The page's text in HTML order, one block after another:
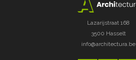
Lazarijstraat 168
3500 Hasselt
info@architectura.be